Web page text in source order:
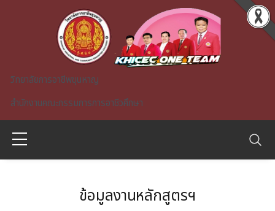
Skip to main content
วิทยาลัยการอาชีพขุนหาญ
สำนักงานคณะกรรมการการอาชีวศึกษา
ข้อมูลงานหลักสูตรฯ